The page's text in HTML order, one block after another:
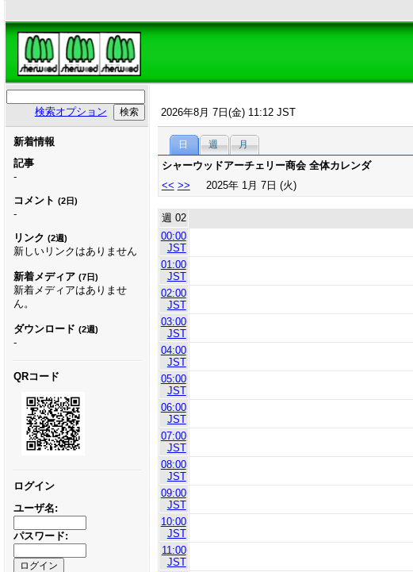
検索オプション
新着情報
記事
-
コメント (2日)
-
リンク (2週)
新しいリンクはありません
新着メディア (7日)
新着メディアはありませ
ん。
ダウンロード (2週)
-
QRコード
ログイン
ユーザ名:
パスワード:
2026年8月 7日(金) 11:12 JST
日 週 月
シャーウッドアーチェリー商会 全体カレンダ
<< >> 2025年 1月 7日 (火)
週 02
00:00
JST
01:00
JST
02:00
JST
03:00
JST
04:00
JST
05:00
JST
06:00
JST
07:00
JST
08:00
JST
09:00
JST
10:00
JST
11:00
JST